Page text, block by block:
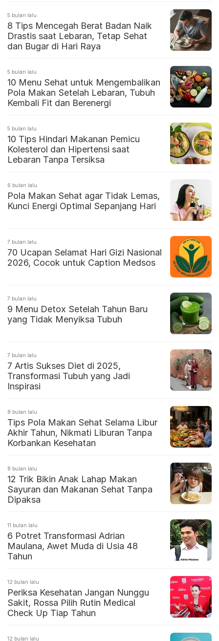
5 bulan lalu
8 Tips Mencegah Berat Badan Naik
Drastis saat Lebaran, Tetap Sehat
dan Bugar di Hari Raya
5 bulan lalu
10 Menu Sehat untuk Mengembalikan
Pola Makan Setelah Lebaran, Tubuh
Kembali Fit dan Berenergi
5 bulan lalu
10 Tips Hindari Makanan Pemicu
Kolesterol dan Hipertensi saat
Lebaran Tanpa Tersiksa
6 bulan lalu
Pola Makan Sehat agar Tidak Lemas,
Kunci Energi Optimal Sepanjang Hari
7 bulan lalu
70 Ucapan Selamat Hari Gizi Nasional
2026, Cocok untuk Caption Medsos
7 bulan lalu
9 Menu Detox Setelah Tahun Baru
yang Tidak Menyiksa Tubuh
7 bulan lalu
7 Artis Sukses Diet di 2025,
Transformasi Tubuh yang Jadi
Inspirasi
8 bulan lalu
Tips Pola Makan Sehat Selama Libur
Akhir Tahun, Nikmati Liburan Tanpa
Korbankan Kesehatan
8 bulan lalu
12 Trik Bikin Anak Lahap Makan
Sayuran dan Makanan Sehat Tanpa
Dipaksa
11 bulan lalu
6 Potret Transformasi Adrian
Maulana, Awet Muda di Usia 48
Tahun
12 bulan lalu
Periksa Kesehatan Jangan Nunggu
Sakit, Rossa Pilih Rutin Medical
Check Up Tiap Tahun
12 bulan lalu